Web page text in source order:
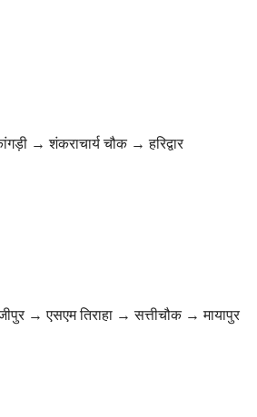
→ शंकराचार्य चौक → हरिद्वार
→ एसएम तिराहा → सत्तीचौक → मायापुर